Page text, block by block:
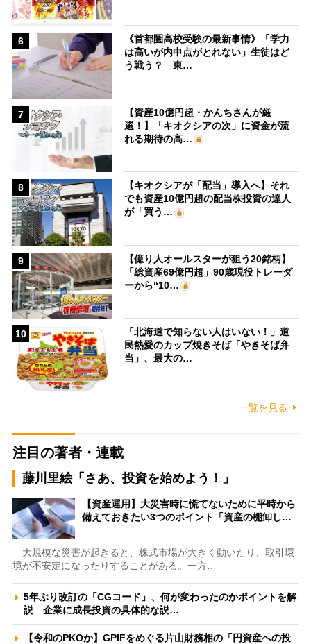
6
《首都圏高校受験の最新事情》「学力
は高いが内申点がとれない」生徒はど
う戦う？ 東…
7
【資産10億円超・かんちさんが厳
選！】「キオクシアの次」に資金が流
れる期待の高…
8
【キオクシアが「配当」導入へ】それ
でも資産10億円超の配当株投資の達人
が「買う…
9
【億り人オールスターが狙う20銘柄】
「総資産69億円超」90歳現役トレーダ
ーから“10…
10
「北海道で知らない人はいない！」道
民熱愛のカップ焼きそば「やきそば弁
当」、最大の…
一覧を見る
注目の著者・連載
藤川里絵「さあ、投資を始めよう！」
【資産運用】大災害時に慌てないために平時から
備えておきたい3つのポイント「資産の棚卸し…
大規模な災害が起きると、株式市場が大きく動いたり、取引環
境が不安定になったりすることがある。一方…
5年ぶり改訂の「CGコード」、何が変わったのかポイントを解
説 企業に成長投資の具体的な説…
【令和のPKOか】GPIFをめぐる片山財務相の「円資産への投